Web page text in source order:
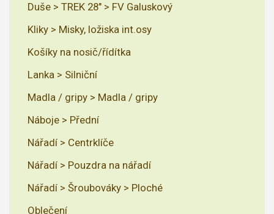
Duše > TREK 28" > FV Galuskový
Kliky > Misky, ložiska int.osy
Košíky na nosič/řídítka
Lanka > Silniční
Madla / gripy > Madla / gripy
Náboje > Přední
Nářadí > Centrklíče
Nářadí > Pouzdra na nářadí
Nářadí > Šroubováky > Ploché
Oblečení